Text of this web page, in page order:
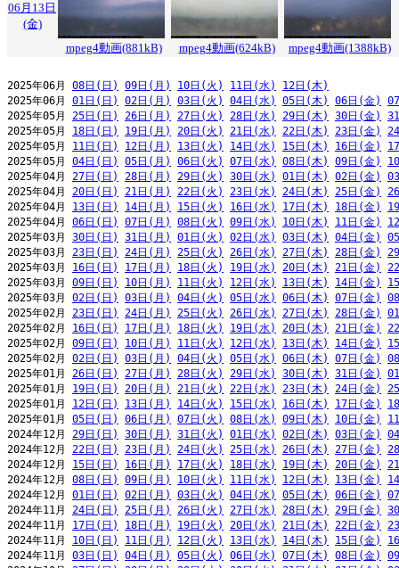
06月13日
(金)
mpeg4動画(881kB)
mpeg4動画(624kB) mpeg4動画(1388kB)
2025年06月 08日(日) 09日(月) 10日(火) 11日(水)
12日(木)
2025年06月 01日(日) 02日(月) 03日(火) 04日(水) 05日(木) 06日(金)
2025年05月 25日(日) 26日(月) 27日(火) 28日(水) 29日(木) 30日(金)
2025年05月 18日(日) 19日(月) 20日(火) 21日(水) 22日(木) 23日(金)
2025年05月 11日(日) 12日(月) 13日(火) 14日(水) 15日(木) 16日(金)
2025年05月 04日(日) 05日(月) 06日(火) 07日(水) 08日(木) 09日(金)
2025年04月 27日(日) 28日(月) 29日(火) 30日(水) 01日(木) 02日(金)
2025年04月 20日(日) 21日(月) 22日(火) 23日(水) 24日(木) 25日(金)
2025年04月 13日(日) 14日(月) 15日(火) 16日(水) 17日(木) 18日(金)
2025年04月 06日(日) 07日(月) 08日(火) 09日(水) 10日(木) 11日(金)
2025年03月 30日(日) 31日(月) 01日(火) 02日(水) 03日(木) 04日(金)
2025年03月 23日(日) 24日(月) 25日(火) 26日(水) 27日(木) 28日(金)
2025年03月 16日(日) 17日(月) 18日(火) 19日(水) 20日(木) 21日(金)
2025年03月 09日(日) 10日(月) 11日(火) 12日(水) 13日(木) 14日(金)
2025年03月 02日(日) 03日(月) 04日(火) 05日(水) 06日(木) 07日(金)
2025年02月 23日(日) 24日(月) 25日(火) 26日(水) 27日(木) 28日(金)
2025年02月 16日(日) 17日(月) 18日(火) 19日(水) 20日(木) 21日(金)
2025年02月 09日(日) 10日(月) 11日(火) 12日(水) 13日(木) 14日(金)
2025年02月 02日(日) 03日(月) 04日(火) 05日(水) 06日(木) 07日(金)
2025年01月 26日(日) 27日(月) 28日(火) 29日(水) 30日(木) 31日(金)
2025年01月 19日(日) 20日(月) 21日(火) 22日(水) 23日(木) 24日(金)
2025年01月 12日(日) 13日(月) 14日(火) 15日(水) 16日(木) 17日(金)
2025年01月 05日(日) 06日(月) 07日(火) 08日(水) 09日(木) 10日(金)
2024年12月 29日(日) 30日(月) 31日(火) 01日(水) 02日(木) 03日(金)
2024年12月 22日(日) 23日(月) 24日(火) 25日(水) 26日(木) 27日(金)
2024年12月 15日(日) 16日(月) 17日(火) 18日(水) 19日(木) 20日(金)
2024年12月 08日(日) 09日(月) 10日(火) 11日(水) 12日(木) 13日(金)
2024年12月 01日(日) 02日(月) 03日(火) 04日(水) 05日(木) 06日(金)
2024年11月 24日(日) 25日(月) 26日(火) 27日(水) 28日(木) 29日(金)
2024年11月 17日(日) 18日(月) 19日(火) 20日(水) 21日(木) 22日(金)
2024年11月 10日(日) 11日(月) 12日(火) 13日(水) 14日(木) 15日(金)
2024年11月 03日(日) 04日(月) 05日(火) 06日(水) 07日(木) 08日(金)